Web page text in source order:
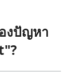
งปัญหา